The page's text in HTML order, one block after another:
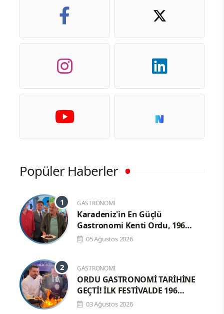
Popüler Haberler
GASTRONOMI
Karadeniz'in En Güçlü
Gastronomi Kenti Ordu, 196
Çeşit Yöresel Lezzetiyle UNESCO
05 Ağustos 2026
GASTRONOMI
ORDU GASTRONOMİ TARİHİNE
GEÇTİ! İLK FESTİVALDE 196
YÖRESEL LEZZETLE REKOR
03 Ağustos 2026